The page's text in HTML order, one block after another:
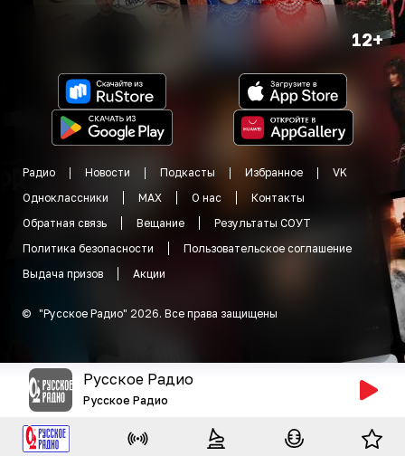
12+
Радио Новости Подкасты Избранное
VK
Одноклассники
MAX О нас
Контакты
Обратная связь
Вещание
Результаты СОУТ
Политика безопасности
Пользовательское соглашение
Выдача призов
Акции
© "Русское Радио" 2026. Все права защищены
Русское Радио
Русское Радио